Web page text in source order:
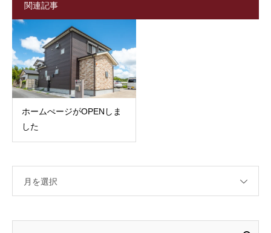
関連記事
ホームぺージがOPENしま
した
月を選択